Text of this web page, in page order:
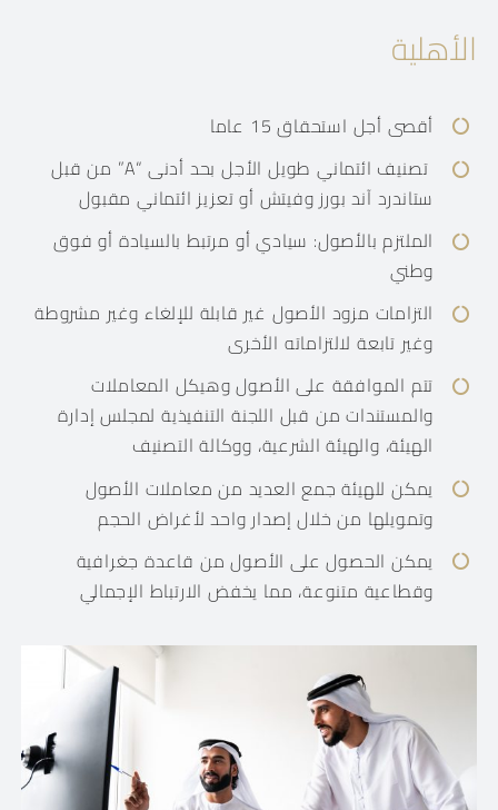
الأهلية
أقصى أجل استحقاق 15 عاما
تصنيف ائتماني طويل الأجل بحد أدنى “A” من قبل
ستاندرد آند بورز وفيتش أو تعزيز ائتماني مقبول
الملتزم بالأصول: سيادي أو مرتبط بالسيادة أو فوق
وطني
التزامات مزود الأصول غير قابلة للإلغاء وغير مشروطة
وغير تابعة لالتزاماته الأخرى
تتم الموافقة على الأصول وهيكل المعاملات
والمستندات من قبل اللجنة التنفيذية لمجلس إدارة
الهيئة، والهيئة الشرعية، ووكالة التصنيف
يمكن للهيئة جمع العديد من معاملات الأصول
وتمويلها من خلال إصدار واحد لأغراض الحجم
يمكن الحصول على الأصول من قاعدة جغرافية
وقطاعية متنوعة، مما يخفض الارتباط الإجمالي